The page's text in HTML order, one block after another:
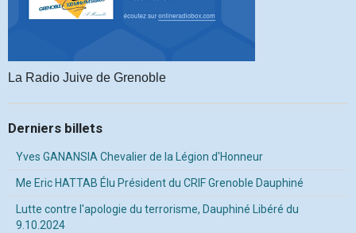
La Radio Juive de Grenoble
Derniers billets
Yves GANANSIA Chevalier de la Légion d'Honneur
Me Eric HATTAB Élu Président du CRIF Grenoble Dauphiné
Lutte contre l'apologie du terrorisme, Dauphiné Libéré du
9.10.2024